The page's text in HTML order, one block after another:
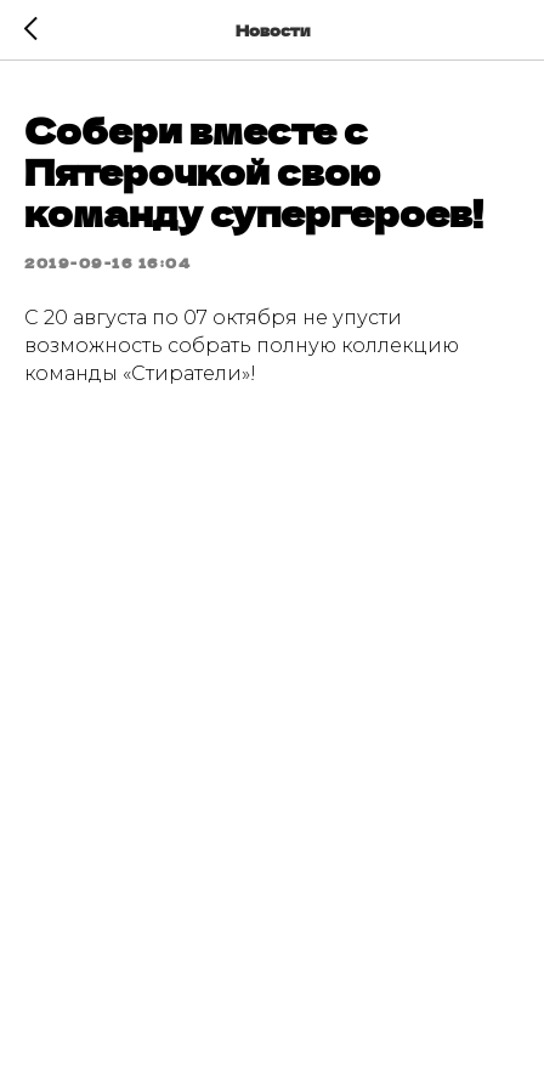
Новости
Собери вместе с
Пятерочкой свою
команду супергероев!
2019-09-16 16:04
С 20 августа по 07 октября не упусти
возможность собрать полную коллекцию
команды «Стиратели»!